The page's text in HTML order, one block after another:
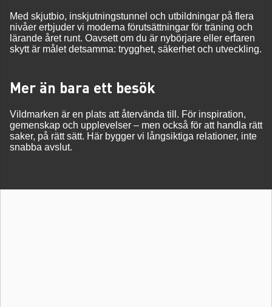
Med skjutbio, inskjutningstunnel och utbildningar på flera
nivåer erbjuder vi moderna förutsättningar för träning och
lärande året runt. Oavsett om du är nybörjare eller erfaren
skytt är målet detsamma: trygghet, säkerhet och utveckling.
Mer än bara ett besök
Vildmarken är en plats att återvända till. För inspiration,
gemenskap och upplevelser – men också för att handla rätt
saker, på rätt sätt. Här bygger vi långsiktiga relationer, inte
snabba avslut.